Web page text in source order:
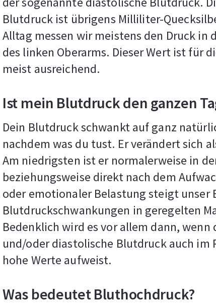
Blutdruck ist übrigens Milliliter-
Alltag messen wir meistens den Druck in
des linken Oberarms. Dieser Wert ist für
meist ausreichend.
Ist mein Blutdruck den ganzen
Dein Blutdruck schwankt auf ganz
nachdem was du tust. Er verändert sich
Am niedrigsten ist er normalerweise in
beziehungsweise direkt nach dem
oder emotionaler Belastung steigt unser
Blutdruckschwankungen in geregelten
Bedenklich wird es vor allem dann, wenn
und/oder diastolische Blutdruck auch im
hohe Werte aufweist.
Was bedeutet Bluthochdruck?